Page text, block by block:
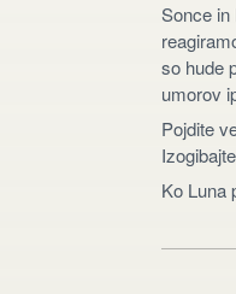
Sonce
so hude
umorov
Pojdite
Ko Luna